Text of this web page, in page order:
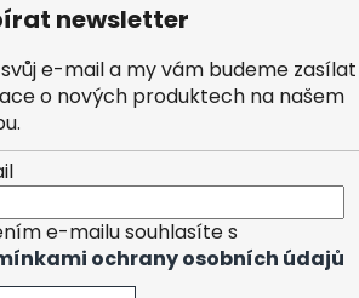
newsletter
e-mail a my vám budeme zasílat
o nových produktech na našem
e-mailu souhlasíte s
ochrany osobních údajů